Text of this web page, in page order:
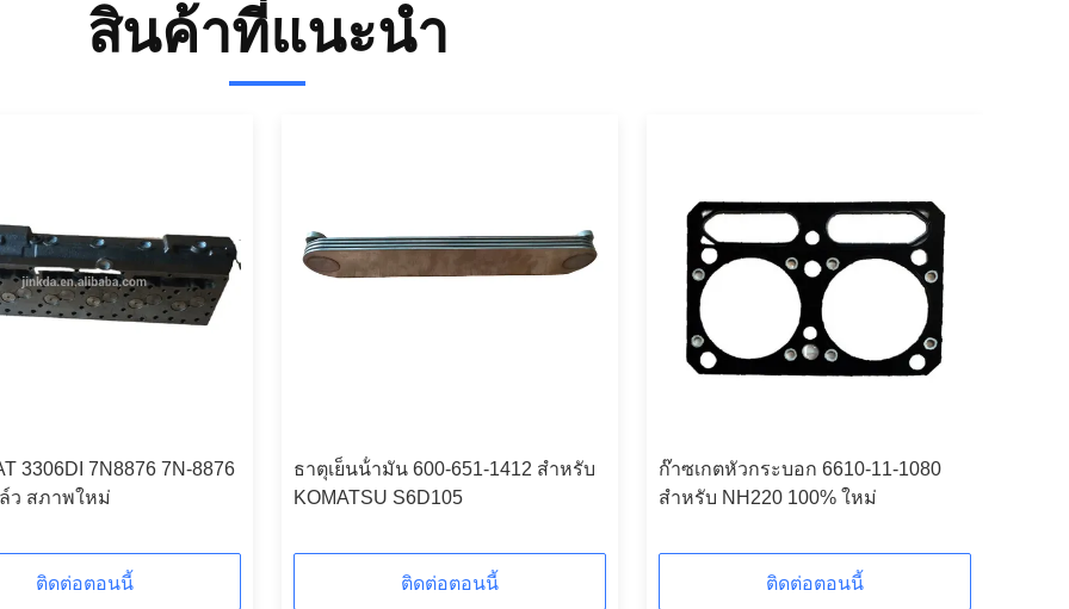
สินค้าที่แนะนํา
3306DI 7N8876 7N-8876
ว สภาพใหม่
ติดต่อตอนนี้
ธาตุเย็นน้ํามัน 600-651-1412 สําหรับ
KOMATSU S6D105
ติดต่อตอนนี้
ก๊าซเกตหัวกระบอก 6610-11-1080
สําหรับ NH220 100% ใหม่
ติดต่อตอนนี้